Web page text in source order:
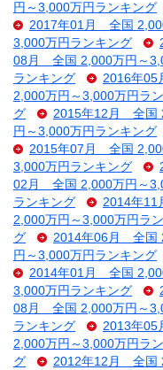
円～3,000万円ランキング
2017年01月 全国
3,000万円ランキング
08月 全国 2,000万円～
ランキング
2016年05
2,000万円～3,000万円ラ
グ
2015年12月 全国
円～3,000万円ランキング
2015年07月 全国
3,000万円ランキング
02月 全国 2,000万円～
ランキング
2014年11
2,000万円～3,000万円ラ
グ
2014年06月 全国
円～3,000万円ランキング
2014年01月 全国
3,000万円ランキング
08月 全国 2,000万円～
ランキング
2013年05
2,000万円～3,000万円ラ
グ
2012年12月 全国